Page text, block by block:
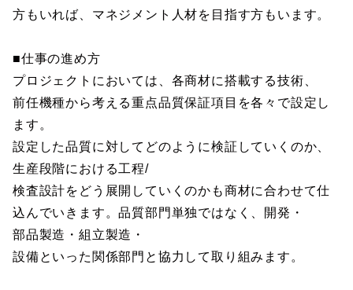
方もいれば、マネジメント人材を目指す方もいます。
■仕事の進め方
プロジェクトにおいては、各商材に搭載する技術、
前任機種から考える重点品質保証項目を各々で設定し
ます。
設定した品質に対してどのように検証していくのか、
生産段階における工程/
検査設計をどう展開していくのかも商材に合わせて仕
込んでいきます。品質部門単独ではなく、開発・
部品製造・組立製造・
設備といった関係部門と協力して取り組みます。